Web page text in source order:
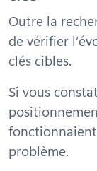
Outre la
de vérifier
clés cibles.
Si vous
fonctionnaient
problème.